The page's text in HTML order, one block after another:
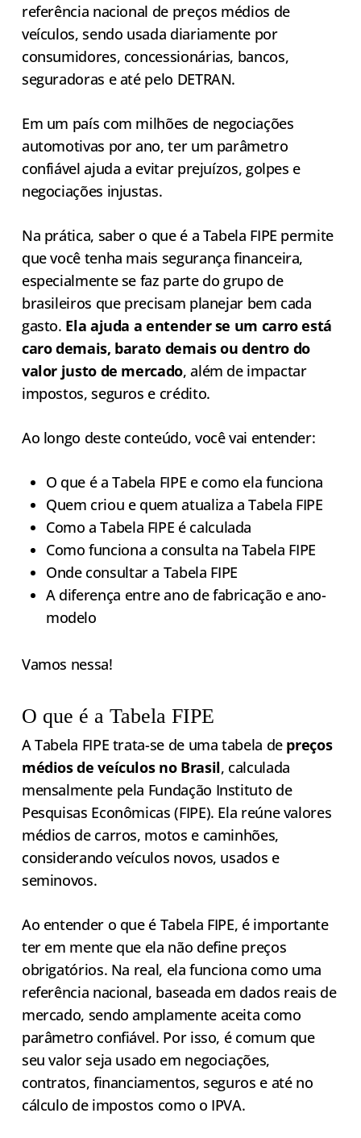
referência nacional de preços médios de
veículos, sendo usada diariamente por
consumidores, concessionárias, bancos,
seguradoras e até pelo DETRAN.
Em um país com milhões de negociações
automotivas por ano, ter um parâmetro
confiável ajuda a evitar prejuízos, golpes e
negociações injustas.
Na prática, saber o que é a Tabela FIPE permite
que você tenha mais segurança financeira,
especialmente se faz parte do grupo de
brasileiros que precisam planejar bem cada
gasto. Ela ajuda a entender se um carro está
caro demais, barato demais ou dentro do
valor justo de mercado, além de impactar
impostos, seguros e crédito.
Ao longo deste conteúdo, você vai entender:
O que é a Tabela FIPE e como ela funciona
Quem criou e quem atualiza a Tabela FIPE
Como a Tabela FIPE é calculada
Como funciona a consulta na Tabela FIPE
Onde consultar a Tabela FIPE
A diferença entre ano de fabricação e ano-
modelo
Vamos nessa!
O que é a Tabela FIPE
A Tabela FIPE trata-se de uma tabela de preços
médios de veículos no Brasil, calculada
mensalmente pela Fundação Instituto de
Pesquisas Econômicas (FIPE). Ela reúne valores
médios de carros, motos e caminhões,
considerando veículos novos, usados e
seminovos.
Ao entender o que é Tabela FIPE, é importante
ter em mente que ela não define preços
obrigatórios. Na real, ela funciona como uma
referência nacional, baseada em dados reais de
mercado, sendo amplamente aceita como
parâmetro confiável. Por isso, é comum que
seu valor seja usado em negociações,
contratos, financiamentos, seguros e até no
cálculo de impostos como o IPVA.